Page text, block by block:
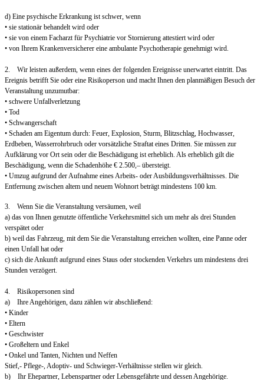
d) Eine psychische Erkrankung ist schwer, wenn
• sie stationär behandelt wird oder
• sie von einem Facharzt für Psychiatrie vor Stornierung attestiert wird oder
• von Ihrem Krankenversicherer eine ambulante Psychotherapie genehmigt wird.
2. Wir leisten außerdem, wenn eines der folgenden Ereignisse unerwartet eintritt. Das
Ereignis betrifft Sie oder eine Risikoperson und macht Ihnen den planmäßigen Besuch der
Veranstaltung unzumutbar:
• schwere Unfallverletzung
• Tod
• Schwangerschaft
• Schaden am Eigentum durch: Feuer, Explosion, Sturm, Blitzschlag, Hochwasser,
Erdbeben, Wasserrohrbruch oder vorsätzliche Straftat eines Dritten. Sie müssen zur
Aufklärung vor Ort sein oder die Beschädigung ist erheblich. Als erheblich gilt die
Beschädigung, wenn die Schadenhöhe € 2.500,– übersteigt.
• Umzug aufgrund der Aufnahme eines Arbeits- oder Ausbildungsverhältnisses. Die
Entfernung zwischen altem und neuem Wohnort beträgt mindestens 100 km.
3. Wenn Sie die Veranstaltung versäumen, weil
a) das von Ihnen genutzte öffentliche Verkehrsmittel sich um mehr als drei Stunden
verspätet oder
b) weil das Fahrzeug, mit dem Sie die Veranstaltung erreichen wollten, eine Panne oder
einen Unfall hat oder
c) sich die Ankunft aufgrund eines Staus oder stockenden Verkehrs um mindestens drei
Stunden verzögert.
4. Risikopersonen sind
a) Ihre Angehörigen, dazu zählen wir abschließend:
• Kinder
• Eltern
• Geschwister
• Großeltern und Enkel
• Onkel und Tanten, Nichten und Neffen
Stief,- Pflege-, Adoptiv- und Schwieger-Verhältnisse stellen wir gleich.
b) Ihr Ehepartner, Lebenspartner oder Lebensgefährte und dessen Angehörige.